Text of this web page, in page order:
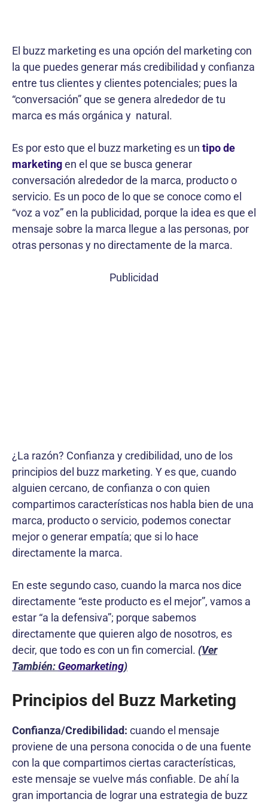
El buzz marketing es una opción del marketing con
la que puedes generar más credibilidad y confianza
entre tus clientes y clientes potenciales; pues la
“conversación” que se genera alrededor de tu
marca es más orgánica y natural.
Es por esto que el buzz marketing es un tipo de
marketingen el que se busca generar
conversación alrededor de la marca, producto o
servicio. Es un poco de lo que se conoce como el
“voz a voz” en la publicidad, porque la idea es que el
mensaje sobre la marca llegue a las personas, por
otras personas y no directamente de la marca.
Publicidad
¿La razón? Confianza y credibilidad, uno de los
principios del buzz marketing. Y es que, cuando
alguien cercano, de confianza o con quien
compartimos características nos habla bien de una
marca, producto o servicio, podemos conectar
mejor o generar empatía; que si lo hace
directamente la marca.
En este segundo caso, cuando la marca nos dice
directamente “este producto es el mejor”, vamos a
estar “a la defensiva”; porque sabemos
directamente que quieren algo de nosotros, es
decir, que todo es con un fin comercial. (Ver
También: Geomarketing)
Principios del Buzz Marketing
Confianza/Credibilidad: cuando el mensaje
proviene de una persona conocida o de una fuente
con la que compartimos ciertas características,
este mensaje se vuelve más confiable. De ahí la
gran importancia de lograr una estrategia de buzz